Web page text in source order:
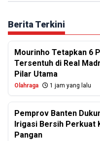
Berita Terkini
Mourinho Tetapkan 6
Tersentuh di Real
Pilar Utama
Olahraga 1 jam yang lalu
Pemprov Banten
Irigasi Bersih Perkuat
Pangan